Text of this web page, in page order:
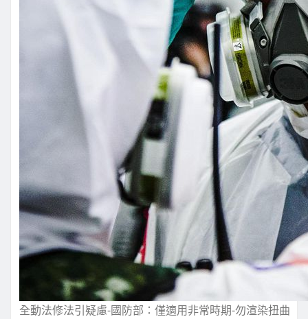
全動法修法引疑慮-國防部：僅適用非常時期-勿渲染扭曲